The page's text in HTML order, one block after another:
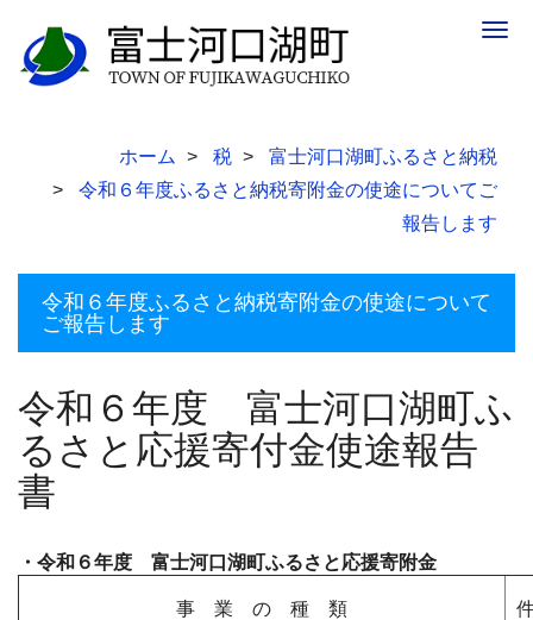
ホーム 税
富士河口湖町ふるさと納税
令和６年度ふるさと納税寄附金の使途についてご
報告します
令和６年度ふるさと納税寄附金の使途について
ご報告します
令和６年度 富士河口湖町ふ
るさと応援寄付金使途報告
書
・令和６年度 富士河口湖町ふるさと応援寄附金
事 業 の 種 類